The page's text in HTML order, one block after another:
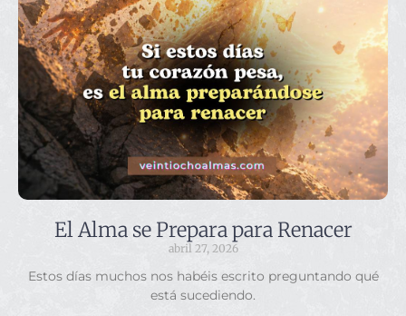
El Alma se Prepara para Renacer
abril 27, 2026
Estos días muchos nos habéis escrito preguntando qué
está sucediendo.